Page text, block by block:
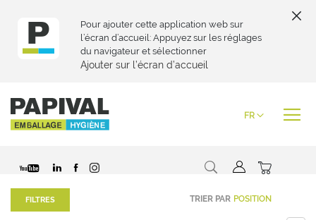
Pour ajouter cette application web sur
l’écran d’accueil: Appuyez sur les réglages
du navigateur et sélectionner
Ajouter sur l’écran d’accueil
to
Content
Langue
FR
Chercher Mon
TRIER PAR
FILTRES